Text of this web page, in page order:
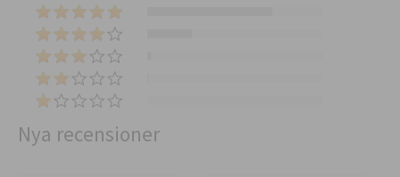
Nya recensioner